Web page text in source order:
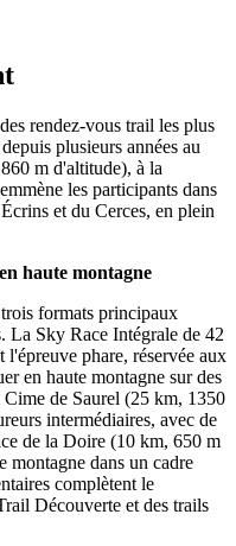
rendez-vous trail les plus
plusieurs années au
m d'altitude), à la
les participants dans
et du Cerces, en plein
haute montagne
formats principaux
La Sky Race Intégrale de 42
phare, réservée aux
en haute montagne sur des
de Saurel (25 km, 1350
intermédiaires, avec de
de la Doire (10 km, 650 m
montagne dans un cadre
complètent le
Découverte et des trails